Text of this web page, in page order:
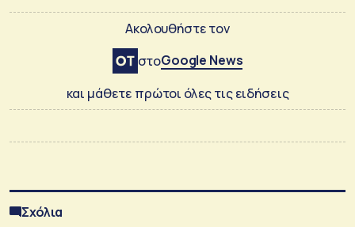
Ακολουθήστε τον
στοGoogle News
και μάθετε πρώτοι όλες τις ειδήσεις
Σχόλια